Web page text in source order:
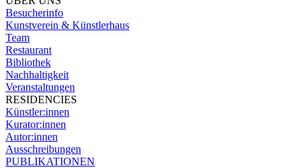
Besucherinfo
Kunstverein & Künstlerhaus
Team
Restaurant
Bibliothek
Nachhaltigkeit
Veranstaltungen
RESIDENCIES
Künstler:innen
Kurator:innen
Autor:innen
Ausschreibungen
PUBLIKATIONEN